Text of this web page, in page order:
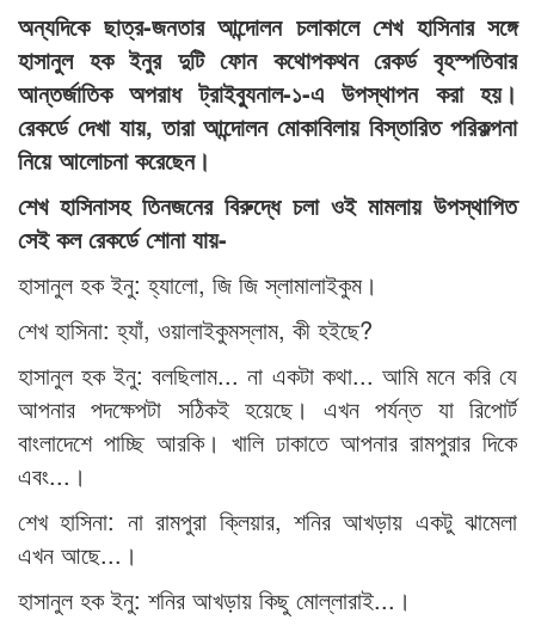
অন্যদিকে ছাত্র-জনতার আন্দোলন চলাকালে শেখ হাসিনার সঙ্গে
হাসানুল হক ইনুর দুটি ফোন কথোপকথন রেকর্ড বৃহস্পতিবার
আন্তর্জাতিক অপরাধ ট্রাইব্যুনাল-১-এ উপস্থাপন করা হয়।
রেকর্ডে দেখা যায়, তারা আন্দোলন মোকাবিলায় বিস্তারিত পরিকল্পনা
নিয়ে আলোচনা করেছেন।
শেখ হাসিনাসহ তিনজনের বিরুদ্ধে চলা ওই মামলায় উপস্থাপিত
সেই কল রেকর্ডে শোনা যায়-
হাসানুল হক ইনু: হ্যালো, জি জি স্লামালাইকুম।
শেখ হাসিনা: হ্যাঁ, ওয়ালাইকুমস্লাম, কী হইছে?
হাসানুল হক ইনু: বলছিলাম... না একটা কথা... আমি মনে করি যে
আপনার পদক্ষেপটা সঠিকই হয়েছে। এখন পর্যন্ত যা রিপোর্ট
বাংলাদেশে পাচ্ছি আরকি। খালি ঢাকাতে আপনার রামপুরার দিকে
এবং...।
শেখ হাসিনা: না রামপুরা ক্লিয়ার, শনির আখড়ায় একটু ঝামেলা
এখন আছে...।
হাসানুল হক ইনু: শনির আখড়ায় কিছু মোল্লারাই...।